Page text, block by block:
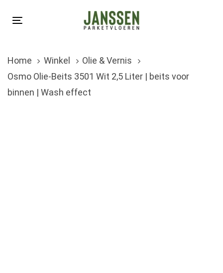
links
navigation
Skip
Toggle
Home
Winkel
Olie & Vernis
Osmo Olie-Beits 3501 Wit 2,5 Liter | beits voor
binnen | Wash effect